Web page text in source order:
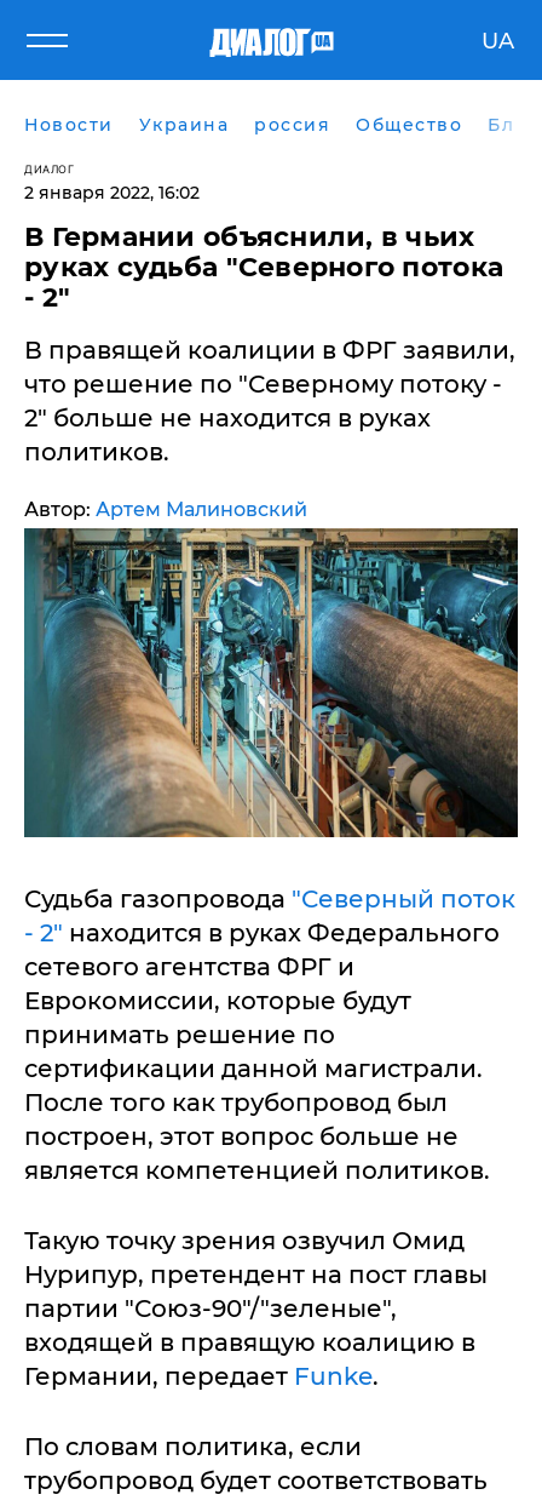
UA
Новости Украина россия Общество
ДИАЛОГ
2 января 2022, 16:02
В Германии объяснили, в чьих
руках судьба "Северного потока
- 2"
В правящей коалиции в ФРГ заявили,
что решение по "Северному потоку -
2" больше не находится в руках
политиков.
Автор: Артем Малиновский
Судьба газопровода "Северный поток
- 2" находится в руках Федерального
сетевого агентства ФРГ и
Еврокомиссии, которые будут
принимать решение по
сертификации данной магистрали.
После того как трубопровод был
построен, этот вопрос больше не
является компетенцией политиков.
Такую точку зрения озвучил Омид
Нурипур, претендент на пост главы
партии "Союз-90"/"зеленые",
входящей в правящую коалицию в
Германии, передает Funke.
По словам политика, если
трубопровод будет соответствовать